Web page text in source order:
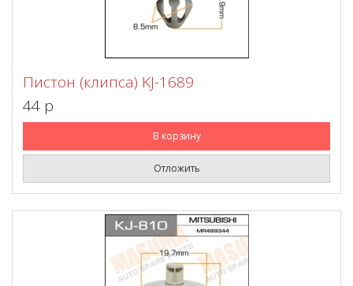
Пистон (клипса) KJ-1689
44 p
В корзину
Отложить